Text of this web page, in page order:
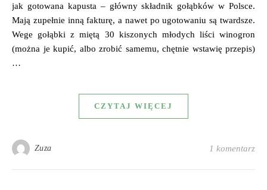
jak gotowana kapusta – główny składnik gołąbków w Polsce.
Mają zupełnie inną fakturę, a nawet po ugotowaniu są twardsze.
Wege gołąbki z miętą 30 kiszonych młodych liści winogron
(można je kupić, albo zrobić samemu, chętnie wstawię przepis)
…
CZYTAJ WIĘCEJ
Zuza 1 komentarz